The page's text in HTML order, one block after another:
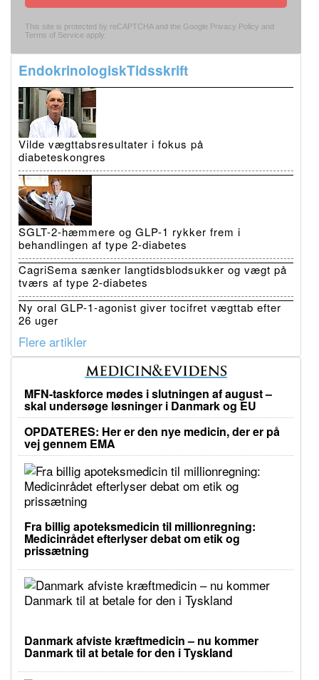
This site is protected by reCAPTCHA and the Google Privacy Policy and
Terms of Service apply.
EndokrinologiskTidsskrift
Vilde vægttabsresultater i fokus på
diabeteskongres
SGLT-2-hæmmere og GLP-1 rykker frem i
behandlingen af type 2-diabetes
CagriSema sænker langtidsblodsukker og vægt på
tværs af type 2-diabetes
Ny oral GLP-1-agonist giver tocifret vægttab efter
26 uger
Flere artikler
MFN-taskforce mødes i slutningen af august –
skal undersøge løsninger i Danmark og EU
OPDATERES: Her er den nye medicin, der er på
vej gennem EMA
Fra billig apoteksmedicin til millionregning:
Medicinrådet efterlyser debat om etik og
prissætning
Danmark afviste kræftmedicin – nu kommer
Danmark til at betale for den i Tyskland